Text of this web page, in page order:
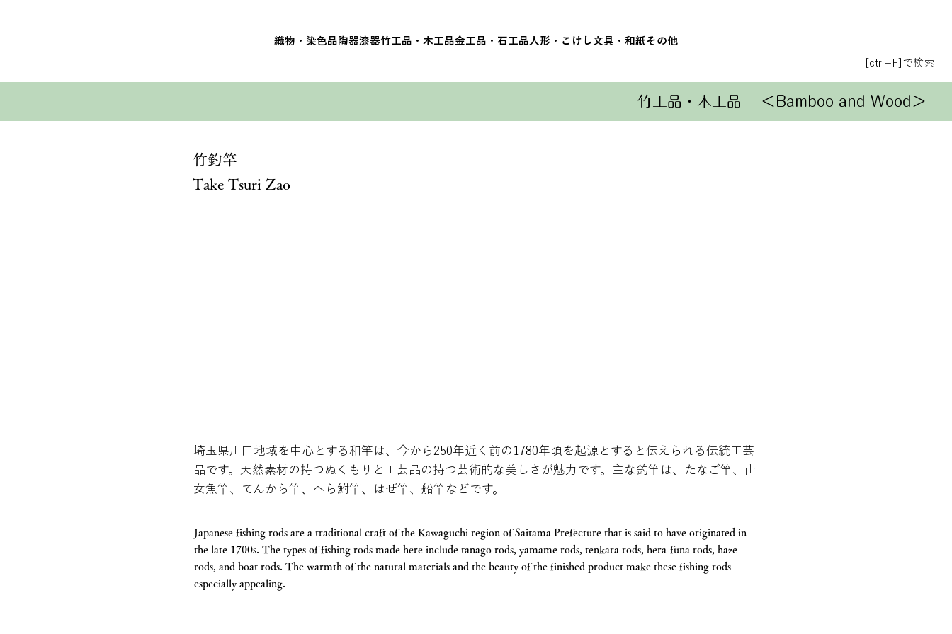
織物・染色品 陶器漆器竹工品・木工品金工品・石工品 人形・こけし 文具・和紙その他
[ctrl+F]で検索
竹工品・木工品 ＜Bamboo and Wood＞
竹釣竿
Take Tsuri Zao
埼玉県川口地域を中心とする和竿は、今から250年近く前の1780年頃を起源とすると伝えられる伝統工芸
品です。天然素材の持つぬくもりと工芸品の持つ芸術的な美しさが魅力です。主な釣竿は、たなご竿、山
女魚竿、てんから竿、へら鮒竿、はぜ竿、船竿などです。
Japanese fishing rods are a traditional craft of the Kawaguchi region of Saitama Prefecture that is said to have originated in
the late 1700s. The types of fishing rods made here include tanago rods, yamame rods, tenkara rods, hera-funa rods, haze
rods, and boat rods. The warmth of the natural materials and the beauty of the finished product make these fishing rods
especially appealing.